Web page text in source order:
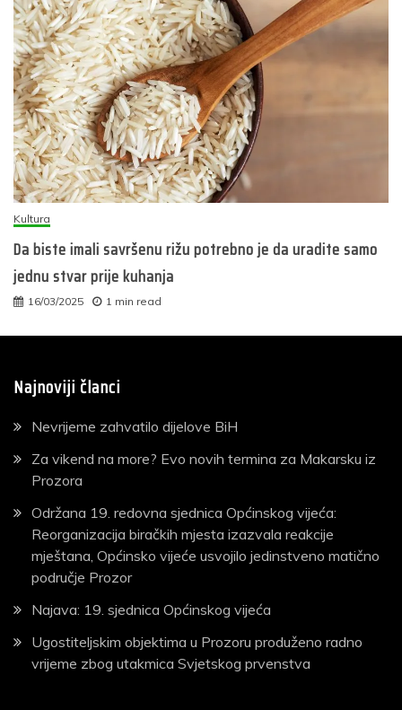
Kultura
Da biste imali savršenu rižu potrebno je da uradite samo
jednu stvar prije kuhanja
16/03/2025 1 min read
Najnoviji članci
Nevrijeme zahvatilo dijelove BiH
Za vikend na more? Evo novih termina za Makarsku iz
Prozora
Održana 19. redovna sjednica Općinskog vijeća:
Reorganizacija biračkih mjesta izazvala reakcije
mještana, Općinsko vijeće usvojilo jedinstveno matično
područje Prozor
Najava: 19. sjednica Općinskog vijeća
Ugostiteljskim objektima u Prozoru produženo radno
vrijeme zbog utakmica Svjetskog prvenstva